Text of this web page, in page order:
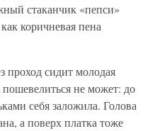
стаканчик «пепси»
коричневая пена
проход сидит молодая
не может: до
себя заложила. Голова
а поверх платка тоже